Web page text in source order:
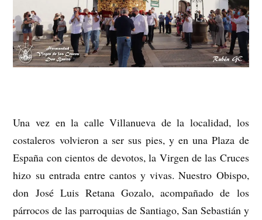
Una vez en la calle Villanueva de la localidad, los
costaleros volvieron a ser sus pies, y en una Plaza de
España con cientos de devotos, la Virgen de las Cruces
hizo su entrada entre cantos y vivas. Nuestro Obispo,
don José Luis Retana Gozalo, acompañado de los
párrocos de las parroquias de Santiago, San Sebastián y